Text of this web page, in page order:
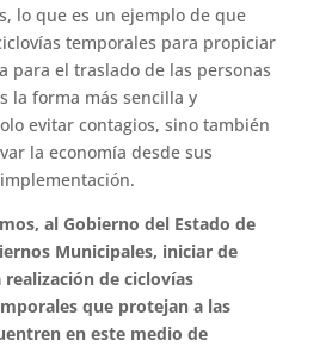
lo que es un ejemplo de que
temporales para propiciar
para el traslado de las personas
la forma más sencilla y
evitar contagios, sino también
la economía desde sus
al Gobierno del Estado de
Municipales, iniciar de
de ciclovías
que protejan a las
en este medio de